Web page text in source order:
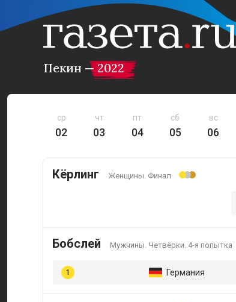
Пекин — 2022
ср
02
чт
03
пт
04
сб
05
вс
06
Кёрлинг Женщины. Финал
Бобслей Мужчины. Четвёрки. 4-я попытка
Германия